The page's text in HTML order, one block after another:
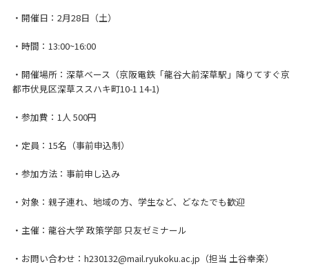
・開催日：2月28日（土）
・時間：13:00~16:00
・開催場所：深草ベース（京阪電鉄「龍谷大前深草駅」降りてすぐ京
都市伏見区深草ススハキ町10-1 14-1)
・参加費：1人 500円
・定員：15名（事前申込制）
・参加方法：事前申し込み
・対象：親子連れ、地域の方、学生など、どなたでも歓迎
・主催：龍谷大学 政策学部 只友ゼミナール
・お問い合わせ： h230132@mail.ryukoku.ac.jp （担当 土谷幸楽）